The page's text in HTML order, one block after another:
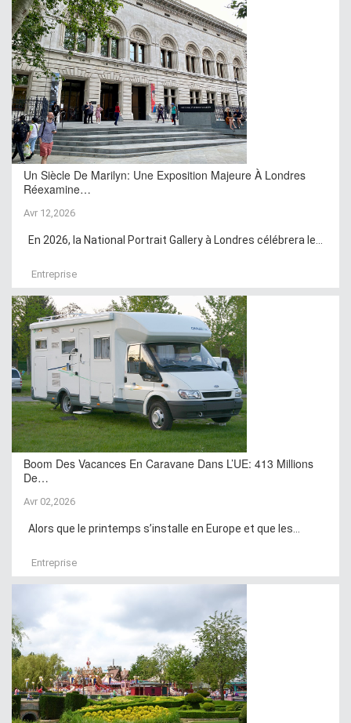
Un Siècle De Marilyn: Une Exposition Majeure À Londres
Réexamine…
Avr 12,2026
En 2026, la National Portrait Gallery à Londres célébrera le...
Entreprise
Boom Des Vacances En Caravane Dans L’UE: 413 Millions
De…
Avr 02,2026
Alors que le printemps s’installe en Europe et que les...
Entreprise